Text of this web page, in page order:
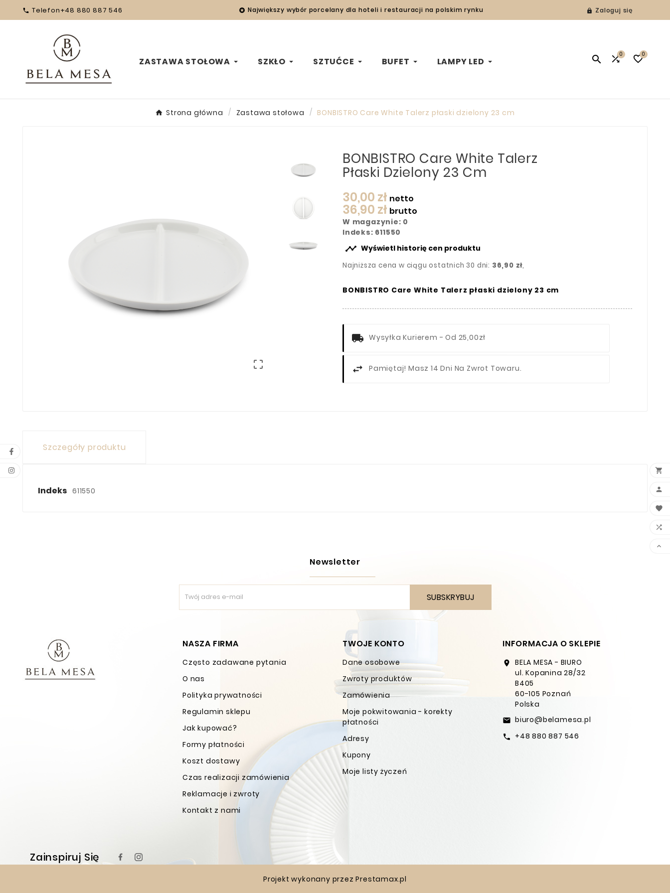
 Telefon+48 880 887 546  Największy wybór porcelany dla hoteli i restauracji na polskim rynku  Zaloguj się
ZASTAWA STOŁOWA SZKŁO SZTUĆCE BUFET LAMPY LED  0 0
Strona główna Zastawa stołowa BONBISTRO Care White Talerz płaski dzielony 23 cm

BONBISTRO Care White Talerz
Płaski Dzielony 23 Cm
30,00 zł netto
36,90 zł brutto
W magazynie: 0
Indeks: 611550
 Wyświetl historię cen produktu
Najniższa cena w ciągu ostatnich 30 dni: 36,90 zł,
BONBISTRO Care White Talerz płaski dzielony 23 cm
Wysyłka Kurierem - Od 25,00zł
Pamiętaj! Masz 14 Dni Na Zwrot Towaru.
Szczegóły produktu
Indeks 611550
Newsletter
SUBSKRYBUJ
NASZA FIRMA
Często zadawane pytania
O nas
Polityka prywatności
Regulamin sklepu
Jak kupować?
Formy płatności
Koszt dostawy
Czas realizacji zamówienia
Reklamacje i zwroty
Kontakt z nami
TWOJE KONTO
Dane osobowe
Zwroty produktów
Zamówienia
Moje pokwitowania - korekty
płatności
Adresy
Kupony
Moje listy życzeń
INFORMACJA O SKLEPIE
location_on
BELA MESA - BIURO
ul. Kopanina 28/32
B405
60-105 Poznań
Polska
email biuro@belamesa.pl
call +48 880 887 546
Zainspiruj Się





Projekt wykonany przezPrestamax.pl